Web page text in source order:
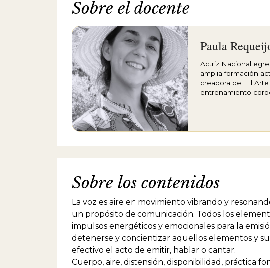
Sobre el docente
Paula
Actriz Nacional
amplia formación
creadora de "El
entrenamiento
que hace foco en
experiencia como
dictado la
Relato, de Ana
de la Barca dir.
princesa Turandot"
Hochman, entre
Sobre los contenidos
La voz es aire en movimiento vibrando y
un propósito de comunicación. Todos los
impulsos energéticos y emocionales para la
detenerse y concientizar aquellos elementos y
efectivo el acto de emitir, hablar o cantar.
Cuerpo, aire, distensión, disponibilidad, práctica